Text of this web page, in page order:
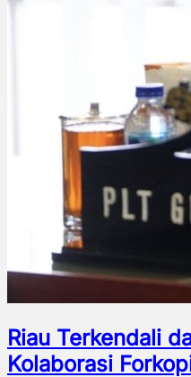
Riau Terkendali
Kolaborasi